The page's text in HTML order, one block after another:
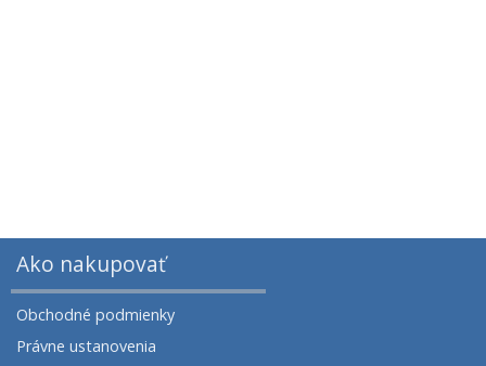
Ako nakupovať
Obchodné podmienky
Právne ustanovenia